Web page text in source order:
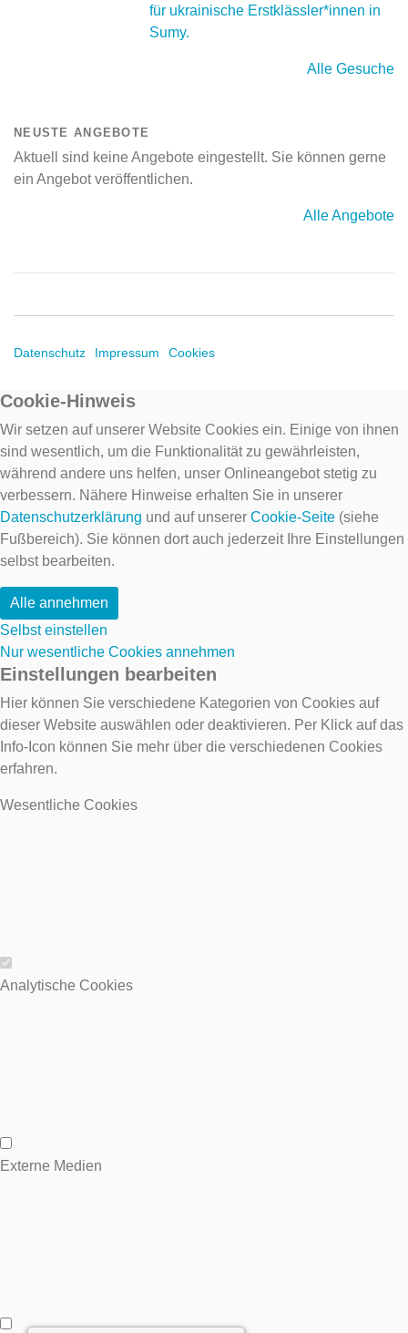
für ukrainische Erstklässler*innen in
Sumy.
Alle Gesuche
NEUSTE ANGEBOTE
Aktuell sind keine Angebote eingestellt. Sie können gerne
ein Angebot veröffentlichen.
Alle Angebote
Datenschutz Impressum Cookies
Cookie-Hinweis
Wir setzen auf unserer Website Cookies ein. Einige von ihnen
sind wesentlich, um die Funktionalität zu gewährleisten,
während andere uns helfen, unser Onlineangebot stetig zu
verbessern. Nähere Hinweise erhalten Sie in unserer
Datenschutzerklärung und auf unserer Cookie-Seite (siehe
Fußbereich). Sie können dort auch jederzeit Ihre Einstellungen
selbst bearbeiten.
Alle annehmen
Selbst einstellen
Nur wesentliche Cookies annehmen
Einstellungen bearbeiten
Hier können Sie verschiedene Kategorien von Cookies auf
dieser Website auswählen oder deaktivieren. Per Klick auf das
Info-Icon können Sie mehr über die verschiedenen Cookies
erfahren.
Wesentliche Cookies
Wesentliche Cookies
Analytische Cookies
Analytische Cookies
Externe Medien